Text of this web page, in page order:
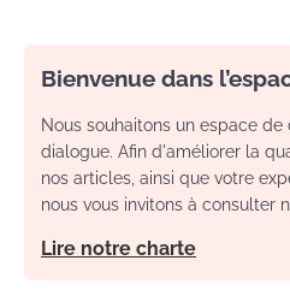
Bienvenue dans
Nous souhaitons un espace de
dialogue. Afin d'améliorer la
nos articles, ainsi que votre
nous vous invitons à consulter
Lire notre charte